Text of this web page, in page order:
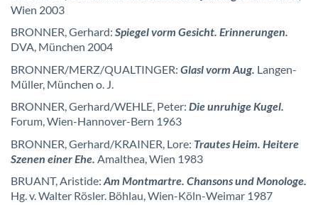
Wien 2003
BRONNER, Gerhard: Spiegel vorm Gesicht. Erinnerungen.
DVA, München 2004
BRONNER/MERZ/QUALTINGER: Glasl vorm Aug. Langen-
Müller, München o. J.
BRONNER, Gerhard/WEHLE, Peter: Die unruhige Kugel.
Forum, Wien-Hannover-Bern 1963
BRONNER, Gerhard/KRAINER, Lore: Trautes Heim. Heitere
Szenen einer Ehe. Amalthea, Wien 1983
BRUANT, Aristide:Am Montmartre. Chansons und Monologe.
Hg. v. Walter Rösler. Böhlau, Wien-Köln-Weimar 1987